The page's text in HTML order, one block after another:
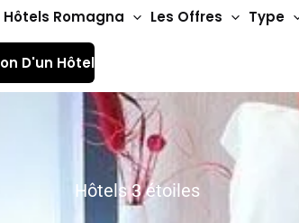
Hôtels Romagna Les Offres Type
D'un Hôtel
Hôtels 3 étoiles